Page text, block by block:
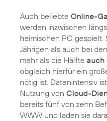
Auch beliebte Online-
werden inzwischen
heimischen PC
Jährigen als auch bei
mehr als die Hälfte auch
obgleich hierfür ein
nötig ist. Datenintensiv
Nutzung von Cloud-
bereits fünf von zehn
WWW und laden sie